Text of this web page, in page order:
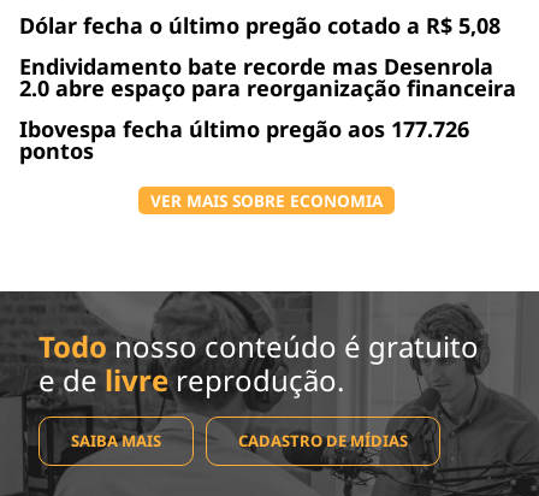
Dólar fecha o último pregão cotado a R$ 5,08
Endividamento bate recorde mas Desenrola
2.0 abre espaço para reorganização financeira
Ibovespa fecha último pregão aos 177.726
pontos
VER MAIS SOBRE ECONOMIA
Todo nosso conteúdo é gratuito
e de livrereprodução.
SAIBA MAIS CADASTRO DE MÍDIAS